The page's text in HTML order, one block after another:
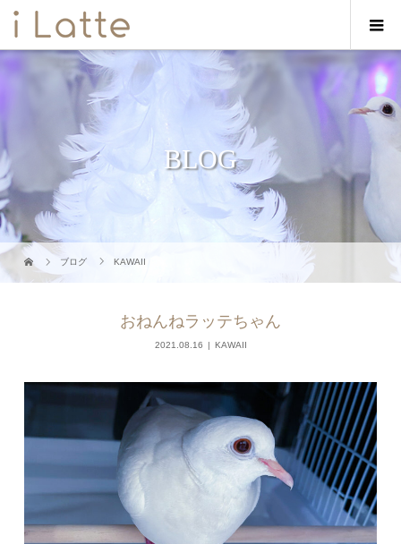
BLOG
ブログ KAWAII
おねんねラッテちゃん
2021.08.16 KAWAII